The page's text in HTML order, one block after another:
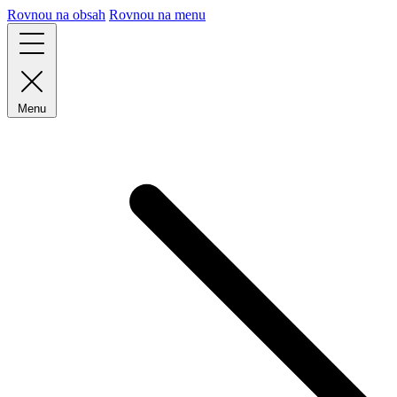
Rovnou na obsah Rovnou na menu
Menu